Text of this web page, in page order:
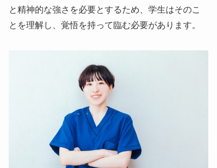
と精神的な強さを必要とするため、学生はそのこ
とを理解し、覚悟を持って臨む必要があります。